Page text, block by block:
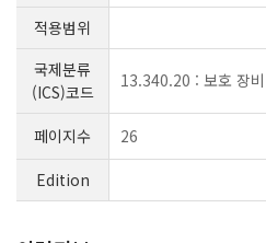
적용범위
국제분류
(ICS)코드
13.340.20 : 보호 장비
페이지수
26
Edition